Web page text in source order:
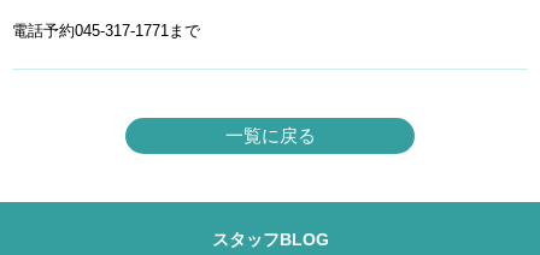
電話予約045-317-1771まで
一覧に戻る
スタッフBLOG